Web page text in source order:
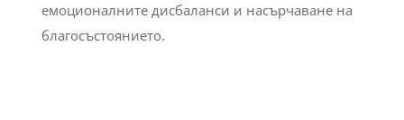
емоционалните дисбаланси и насърчаване на
благосъстоянието.